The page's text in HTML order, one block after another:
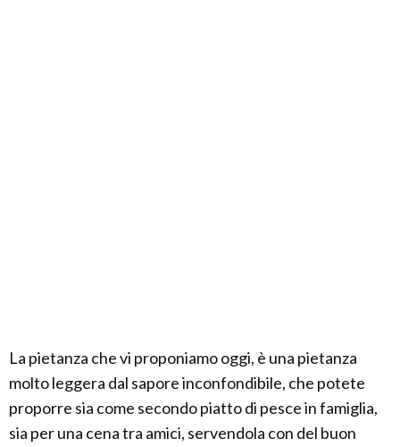
La pietanza che vi proponiamo oggi, è una pietanza
molto leggera dal sapore inconfondibile, che potete
proporre sia come secondo piatto di pesce in famiglia,
sia per una cena tra amici, servendola con del buon